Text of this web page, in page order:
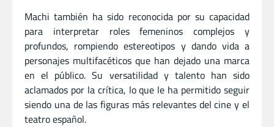
Machi también ha sido reconocida por su capacidad
para interpretar roles femeninos complejos y
profundos, rompiendo estereotipos y dando vida a
personajes multifacéticos que han dejado una marca
en el público. Su versatilidad y talento han sido
aclamados por la crítica, lo que le ha permitido seguir
siendo una de las figuras más relevantes del cine y el
teatro español.